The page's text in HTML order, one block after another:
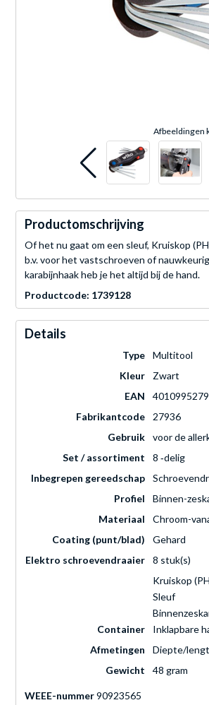
Afbeeldingen
Productomschrijving
Of het nu gaat om een sleuf, Kruiskop
b.v. voor het vastschroeven of
karabijnhaak heb je het altijd bij de hand.
Productcode: 1739128
Details
Type
Multitool
Kleur
Zwart
EAN
Fabrikantcode
27936
Gebruik
voor de
Set / assortiment
8 ‐delig
Inbegrepen gereedschap
Profiel
Binnen-
Materiaal
Chroom-
Coating (punt/blad)
Gehard
Elektro schroevendraaier
8 stuk(s)
Kruiskop
Sleuf
Container
Inklapbare
Afmetingen
Diepte/
Gewicht
48 gram
WEEE-nummer90923565